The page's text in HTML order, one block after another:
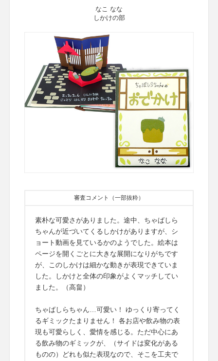
なこ なな
しかけの部
審査コメント（一部抜粋）
素朴な可愛さがありました。途中、ちゃばしら
ちゃんが近づいてくるしかけがありますが、シ
ョート動画を見ているかのようでした。絵本は
ページを開くごとに大きな展開になりがちです
が、このしかけは細かな動きが表現できていま
した。しかけと全体の印象がよくマッチしてい
ました。（高畠）
ちゃばしらちゃん…可愛い！ ゆっくり寄ってく
るギミックたまりません！ 各お店や飲み物の表
現も可愛らしく、愛情を感じる。ただ中心にあ
る飲み物のギミックが、（サイドは変化がある
ものの）どれも似た表現なので、そこを工夫で